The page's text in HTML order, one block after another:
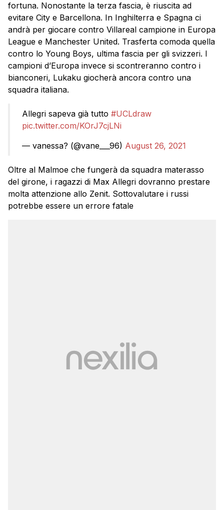
fortuna. Nonostante la terza fascia, è riuscita ad
evitare City e Barcellona. In Inghilterra e Spagna ci
andrà per giocare contro Villareal campione in Europa
League e Manchester United. Trasferta comoda quella
contro lo Young Boys, ultima fascia per gli svizzeri. I
campioni d’Europa invece si scontreranno contro i
bianconeri, Lukaku giocherà ancora contro una
squadra italiana.
Allegri sapeva già tutto #UCLdraw
pic.twitter.com/KOrJ7cjLNi
— vanessa? (@vane___96) August 26, 2021
Oltre al Malmoe che fungerà da squadra materasso
del girone, i ragazzi di Max Allegri dovranno prestare
molta attenzione allo Zenit. Sottovalutare i russi
potrebbe essere un errore fatale